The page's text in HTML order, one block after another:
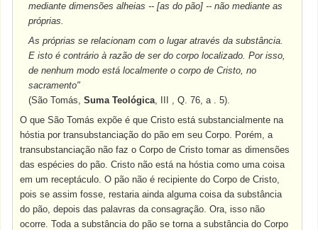
mediante dimensões alheias -- [as do pão] -- não mediante as
próprias.
As próprias se relacionam com o lugar através da substância.
E isto é contrário à razão de ser do corpo localizado. Por isso,
de nenhum modo está localmente o corpo de Cristo, no
sacramento"
(São Tomás,Suma Teológica, III , Q. 76, a . 5).
O que São Tomás expõe é que Cristo está substancialmente na
hóstia por transubstanciação do pão em seu Corpo. Porém, a
transubstanciação não faz o Corpo de Cristo tomar as dimensões
das espécies do pão. Cristo não está na hóstia como uma coisa
em um receptáculo. O pão não é recipiente do Corpo de Cristo,
pois se assim fosse, restaria ainda alguma coisa da substância
do pão, depois das palavras da consagração. Ora, isso não
ocorre. Toda a substância do pão se torna a substância do Corpo